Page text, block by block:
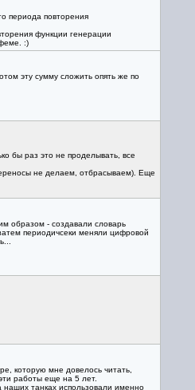
периода повторения
функции генерации
:)
эту сумму сложить опять же по
бы раз это не проделывать, все
не делаем, отбрасываем). Еще
образом - создавали словарь
периодичсеки меняли цифровой
которую мне довелось читать,
работы еще на 5 лет.
танках использовали именно